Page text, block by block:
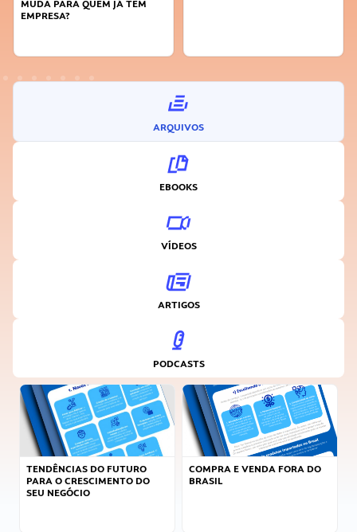
ARQUIVOS
EBOOKS
VÍDEOS
ARTIGOS
PODCASTS
TENDÊNCIAS DO FUTURO
PARA O CRESCIMENTO DO
SEU NEGÓCIO
COMPRA E VENDA FORA DO
BRASIL